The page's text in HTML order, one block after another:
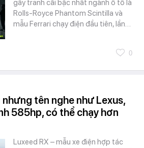
gây tranh cãi bậc nhất ngành ô tô là
Rolls-Royce Phantom Scintilla và
mẫu Ferrari chạy điện đầu tiên, lần…
0
tên nghe như Lexus,
585hp, có thể chạy hơn
Luxeed RX – mẫu xe điện hợp tác